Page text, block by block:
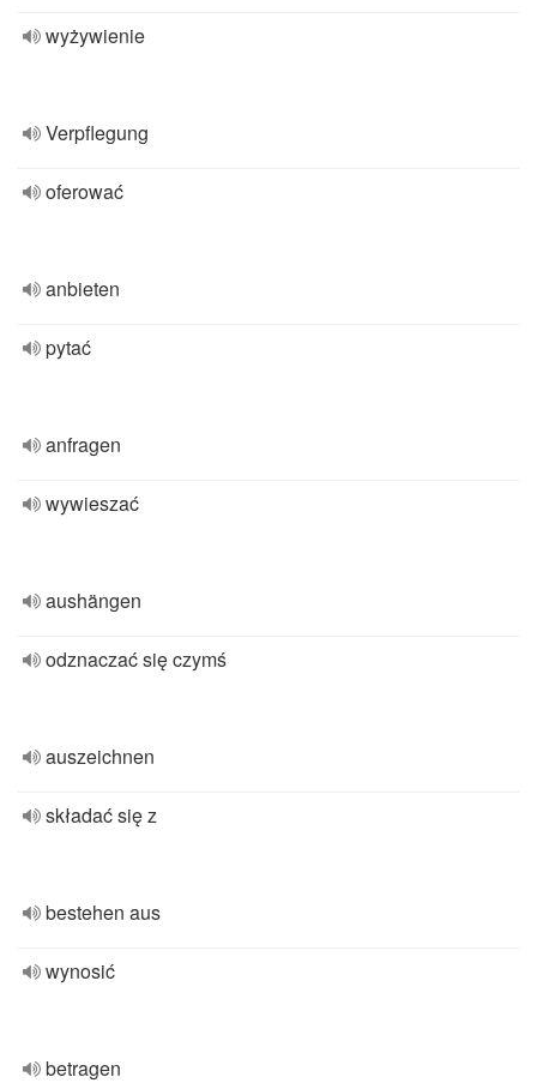
wyżywienie
Verpflegung
oferować
anbieten
pytać
anfragen
wywieszać
aushängen
odznaczać się czymś
auszeichnen
składać się z
bestehen aus
wynosić
betragen